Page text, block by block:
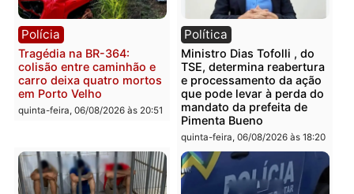
sexta-feira, 07/08/2026 às
Polícia
morto em residência no
bairro Colina Park em RO
sexta-feira, 07/08/2026 às 09:30
Polícia
Polícia Militar apreende
explosivos e
durante patrulhamento
fluvial no Rio Madeira em